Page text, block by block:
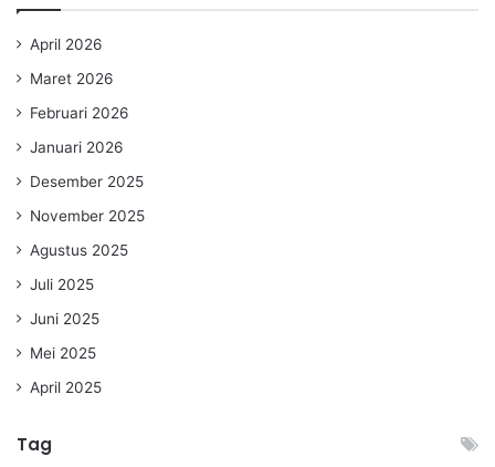
April 2026
Maret 2026
Februari 2026
Januari 2026
Desember 2025
November 2025
Agustus 2025
Juli 2025
Juni 2025
Mei 2025
April 2025
Tag